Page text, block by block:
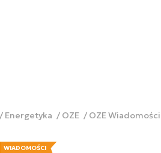
Energetyka OZE OZE Wiadomości
WIADOMOŚCI